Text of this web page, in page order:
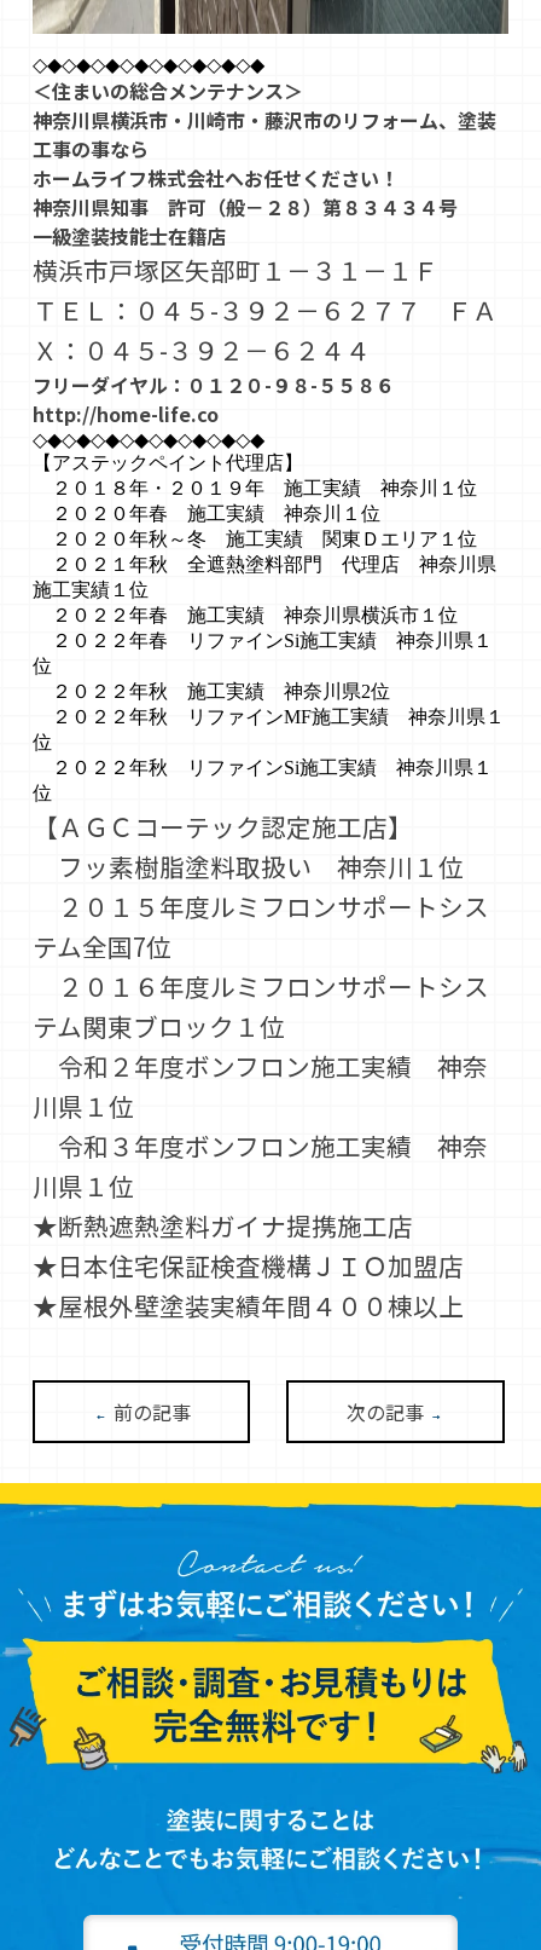
◇◆◇◆◇◆◇◆◇◆◇◆◇◆◇◆
＜住まいの総合メンテナンス＞
神奈川県横浜市・川崎市・藤沢市のリフォーム、塗装
工事の事なら
ホームライフ株式会社へお任せください！
神奈川県知事 許可（般－２８）第８３４３４号
一級塗装技能士在籍店
横浜市戸塚区矢部町１－３１－１Ｆ
ＴＥＬ：０４５-３９２－６２７７ ＦＡ
Ｘ：０４５-３９２－６２４４
フリーダイヤル：０１２０-９８-５５８６
http://home-life.co
◇◆◇◆◇◆◇◆◇◆◇◆◇◆◇◆
【アステックペイント代理店】
２０１８年・２０１９年 施工実績 神奈川１位
２０２０年春 施工実績 神奈川１位
２０２０年秋～冬 施工実績 関東Ｄエリア１位
２０２１年秋 全遮熱塗料部門 代理店 神奈川県
施工実績１位
２０２２年春 施工実績 神奈川県横浜市１位
２０２２年春 リファインSi施工実績 神奈川県１
位
２０２２年秋 施工実績 神奈川県2位
２０２２年秋 リファインMF施工実績 神奈川県１
位
２０２２年秋 リファインSi施工実績 神奈川県１
位
【ＡＧＣコーテック認定施工店】
フッ素樹脂塗料取扱い 神奈川１位
２０１５年度ルミフロンサポートシス
テム全国7位
２０１６年度ルミフロンサポートシス
テム関東ブロック１位
令和２年度ボンフロン施工実績 神奈
川県１位
令和３年度ボンフロン施工実績 神奈
川県１位
★断熱遮熱塗料ガイナ提携施工店
★日本住宅保証検査機構ＪＩＯ加盟店
★屋根外壁塗装実績年間４００棟以上
← 前の記事 次の記事 →